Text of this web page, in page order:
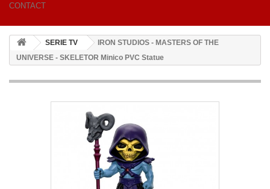
CONTACT
SERIE TV
IRON STUDIOS - MASTERS OF THE
UNIVERSE - SKELETOR Minico PVC Statue